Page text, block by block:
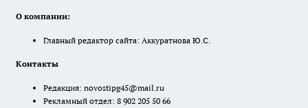
О компании:
Главный редактор сайта: Аккуратнова Ю.С.
Контакты
Редакция: novostipg45@mail.ru
Рекламный отдел: 8 902 205 50 66